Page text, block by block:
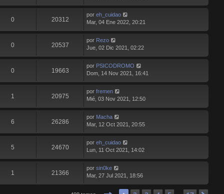
0 20312
por eh_cuidao
Mar, 04 Ene 2022, 20:21
0 20537
por Rezo
Jue, 02 Dic 2021, 02:22
0 19663
por PSICODROMO
Dom, 14 Nov 2021, 16:41
1 20975
por fremen
Mié, 03 Nov 2021, 12:50
6 26286
por Macha
Mar, 12 Oct 2021, 20:55
5 24670
por eh_cuidao
Lun, 11 Oct 2021, 14:02
1 21366
por sin0ke
Mar, 27 Jul 2021, 18:56